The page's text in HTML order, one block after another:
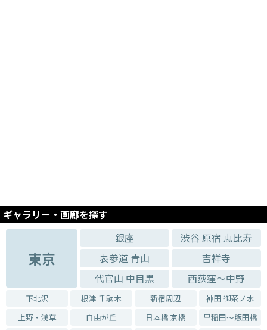
2025.11.26 - 2025.11.30
『惑星のダンス』西口奈穂個展
2025.11.20 - 2025.11.24
『陶女達展』
NEKO MANIA!
2025.10.31 - 2025.11.02
『雪月花2 ミクロモザイク三人展』
ギャラリー・画廊を探す
東京
銀座
渋谷 原宿 恵比寿
表参道 青山
吉祥寺
代官山 中目黒
西荻窪～中野
下北沢 根津 千駄木 新宿周辺
神田 御茶ノ水
上野・浅草
自由が丘 日本橋 京橋
早稲田～飯田橋